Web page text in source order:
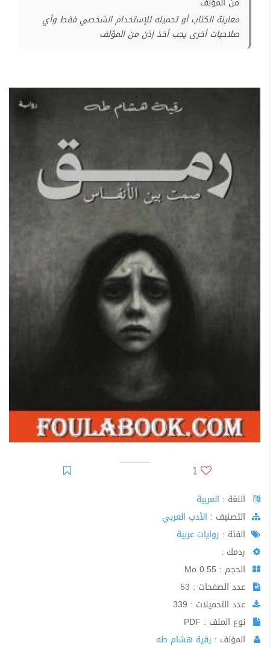
معاينة الكتاب أو تحميله للإستخدام الشخصي فقط وأي
صلاحيات أخرى يجب أخذ إذن من المؤلف
1
اللغة : العربية
اﻟﺘﺼﻨﻴﻒ : الأدب العربي
الفئة : روايات عربية
ردمك :
الحجم : 0.55 Mo
عدد الصفحات : 53
عدد التحميلات : 339
نوع الملف : PDF
المؤلف : رقية هشام طه